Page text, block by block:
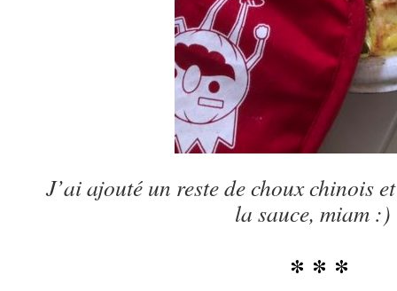
J’ai ajouté un reste de choux chinois
la sauce, miam :)
* * *